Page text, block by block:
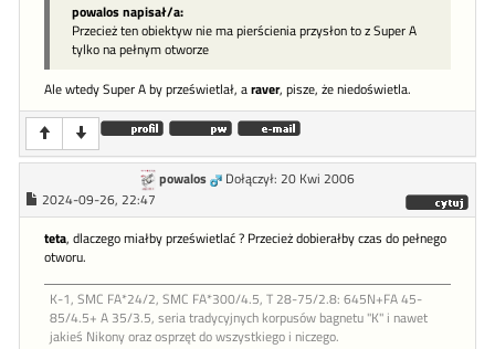
powalos napisał/a:
Przecież ten obiektyw nie ma pierścienia przysłon to z Super A
tylko na pełnym otworze
Ale wtedy Super A by prześwietlał, araver, pisze, że niedoświetla.
powalos
Dołączył: 20 Kwi 2006
2024-09-26, 22:47
teta, dlaczego miałby prześwietlać ? Przecież dobierałby czas do pełnego
otworu.
K-1, SMC FA*24/2, SMC FA*300/4.5, T 28-75/2.8: 645N+FA 45-
85/4.5+ A 35/3.5, seria tradycyjnych korpusów bagnetu "K" i nawet
jakieś Nikony oraz osprzęt do wszystkiego i niczego.